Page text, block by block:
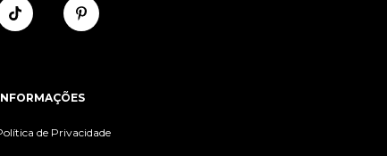
de Privacidade